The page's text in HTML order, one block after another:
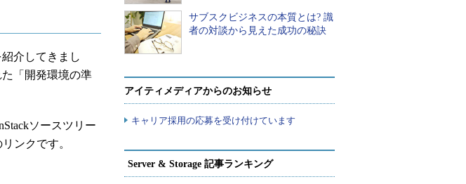
介してきまし
「開発環境の準
ソースツリー
ンクです。
サブスクビジネスの本質とは? 識
者の対談から見えた成功の秘訣
アイティメディアからのお知らせ
キャリア採用の応募を受け付けています
Server & Storage 記事ランキング